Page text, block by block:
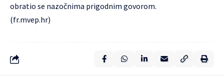
obratio se nazočnima prigodnim govorom.
(fr.mvep.hr)